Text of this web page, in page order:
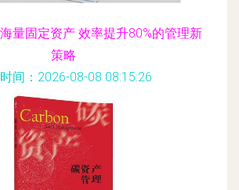
量固定资产 效率提升80%的管理新
策略
间：2026-08-08 08:15:26